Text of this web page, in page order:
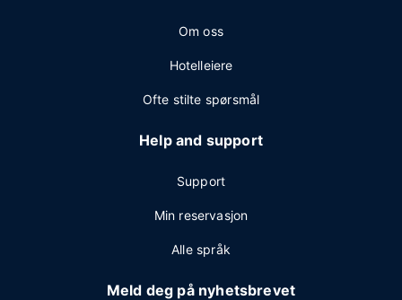
Om oss
Hotelleiere
Ofte stilte spørsmål
Help and support
Support
Min reservasjon
Alle språk
Meld deg på nyhetsbrevet